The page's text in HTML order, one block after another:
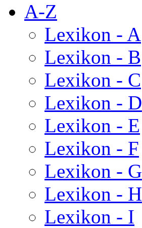
A-Z
Lexikon - A
Lexikon - B
Lexikon - C
Lexikon - D
Lexikon - E
Lexikon - F
Lexikon - G
Lexikon - H
Lexikon - I